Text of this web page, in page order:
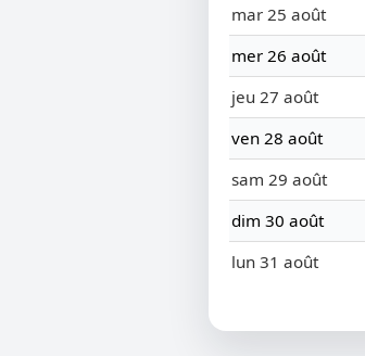
mar 25 août
mer 26 août
jeu 27 août
ven 28 août
sam 29 août
dim 30 août
lun 31 août